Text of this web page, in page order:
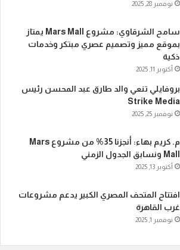
نوفمبر 28, 2025
سامح الشرقاوي: مشروع Mars Mall يمتاز
بموقع مميز وتصميم عصري مبتكر وخدمات
ذكية
أكتوبر 11, 2025
بروفايلي تنعي والد طارق عبد المحسن رئيس
Strike Media
نوفمبر 25, 2025
م. كريم بهاء: أنجزنا 35% من مشروع Mars
Mall ونسابق الجدول الزمني
أكتوبر 13, 2025
افتتاح المتحف المصري الكبير يدعم مشروعات
غرب القاهرة
نوفمبر 1, 2025